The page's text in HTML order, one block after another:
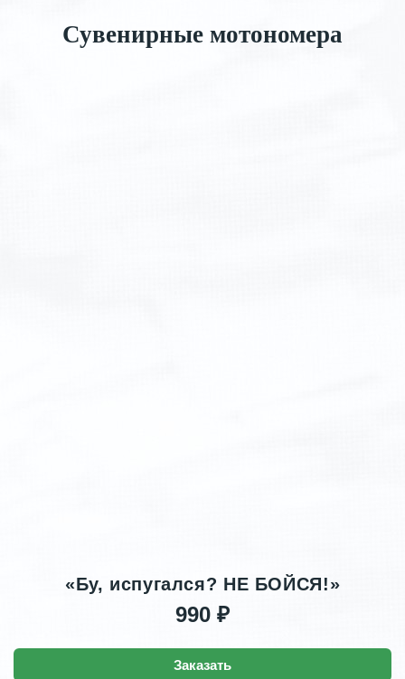
Сувенирные мотономера
«Бу, испугался? НЕ БОЙСЯ!»
990 ₽
Заказать